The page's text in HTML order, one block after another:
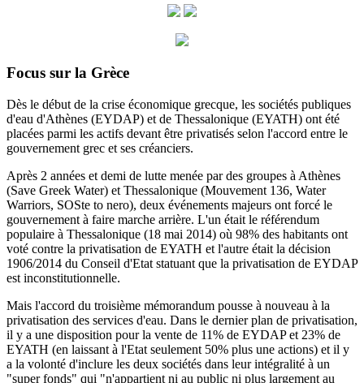
Focus sur la Grèce
Dès le début de la crise économique grecque, les sociétés publiques
d'eau d'Athènes (EYDAP) et de Thessalonique (EYATH) ont été
placées parmi les actifs devant être privatisés selon l'accord entre le
gouvernement grec et ses créanciers.
Après 2 années et demi de lutte menée par des groupes à Athènes
(Save Greek Water) et Thessalonique (Mouvement 136, Water
Warriors, SOSte to nero), deux événements majeurs ont forcé le
gouvernement à faire marche arrière. L'un était le référendum
populaire à Thessalonique (18 mai 2014) où 98% des habitants ont
voté contre la privatisation de EYATH et l'autre était la décision
1906/2014 du Conseil d'Etat statuant que la privatisation de EYDAP
est inconstitutionnelle.
Mais l'accord du troisième mémorandum pousse à nouveau à la
privatisation des services d'eau. Dans le dernier plan de privatisation,
il y a une disposition pour la vente de 11% de EYDAP et 23% de
EYATH (en laissant à l'Etat seulement 50% plus une actions) et il y
a la volonté d'inclure les deux sociétés dans leur intégralité à un
"super fonds" qui "n'appartient ni au public ni plus largement au